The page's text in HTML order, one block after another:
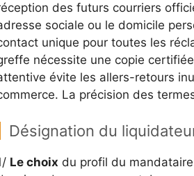
des futurs courriers
sociale ou le domicile
unique pour toutes les
nécessite une copie
évite les allers-retours
La précision des
Désignation du
Le choix du profil du